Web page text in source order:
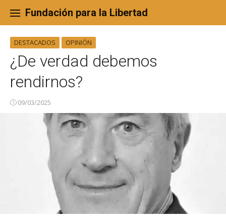
content
Fundación para la Libertad
DESTACADOS OPINIÓN
¿De verdad debemos
rendirnos?
09/03/2025